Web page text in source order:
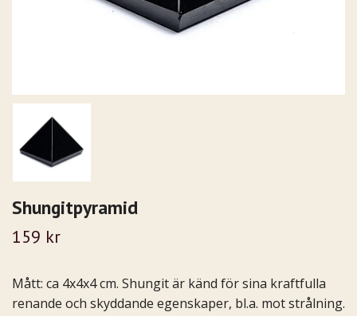
Shungitpyramid
159 kr
Mått: ca 4x4x4 cm. Shungit är känd för sina kraftfulla
renande och skyddande egenskaper, bl.a. mot strålning.